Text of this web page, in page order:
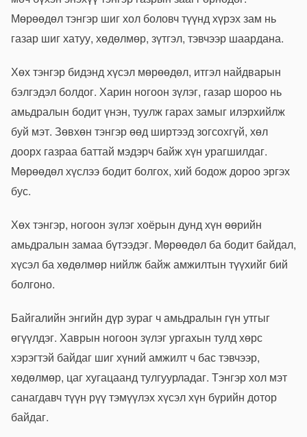
Мөрөөдөл тэнгэр шиг хол боловч түүнд хүрэх зам нь
газар шиг хатуу, хөдөлмөр, зүтгэл, тэвчээр шаардана.
Хөх тэнгэр бидэнд хүсэл мөрөөдөл, итгэл найдварын
бэлгэдэл болдог. Харин ногоон зүлэг, газар шороо нь
амьдралын бодит үнэн, туулж гарах замыг илэрхийлж
буй мэт. Зөвхөн тэнгэр өөд ширтээд зогсохгүй, хөл
доорх газраа баттай мэдэрч байж хүн урагшилдаг.
Мөрөөдөл хүслээ бодит болгох, хий бодож дороо эргэх
бус.
Хөх тэнгэр, ногоон зүлэг хоёрын дунд хүн өөрийн
амьдралын замаа бүтээдэг. Мөрөөдөл ба бодит байдал,
хүсэл ба хөдөлмөр нийлж байж амжилтын түүхийг бий
болгоно.
Байгалийн энгийн дүр зураг ч амьдралын гүн утгыг
өгүүлдэг. Хаврын ногоон зүлэг ургахын тулд хөрс
хэрэгтэй байдаг шиг хүний амжилт ч бас тэвчээр,
хөдөлмөр, цаг хугацаанд тулгуурладаг. Тэнгэр хол мэт
санагдавч түүн рүү тэмүүлэх хүсэл хүн бүрийн дотор
байдаг.